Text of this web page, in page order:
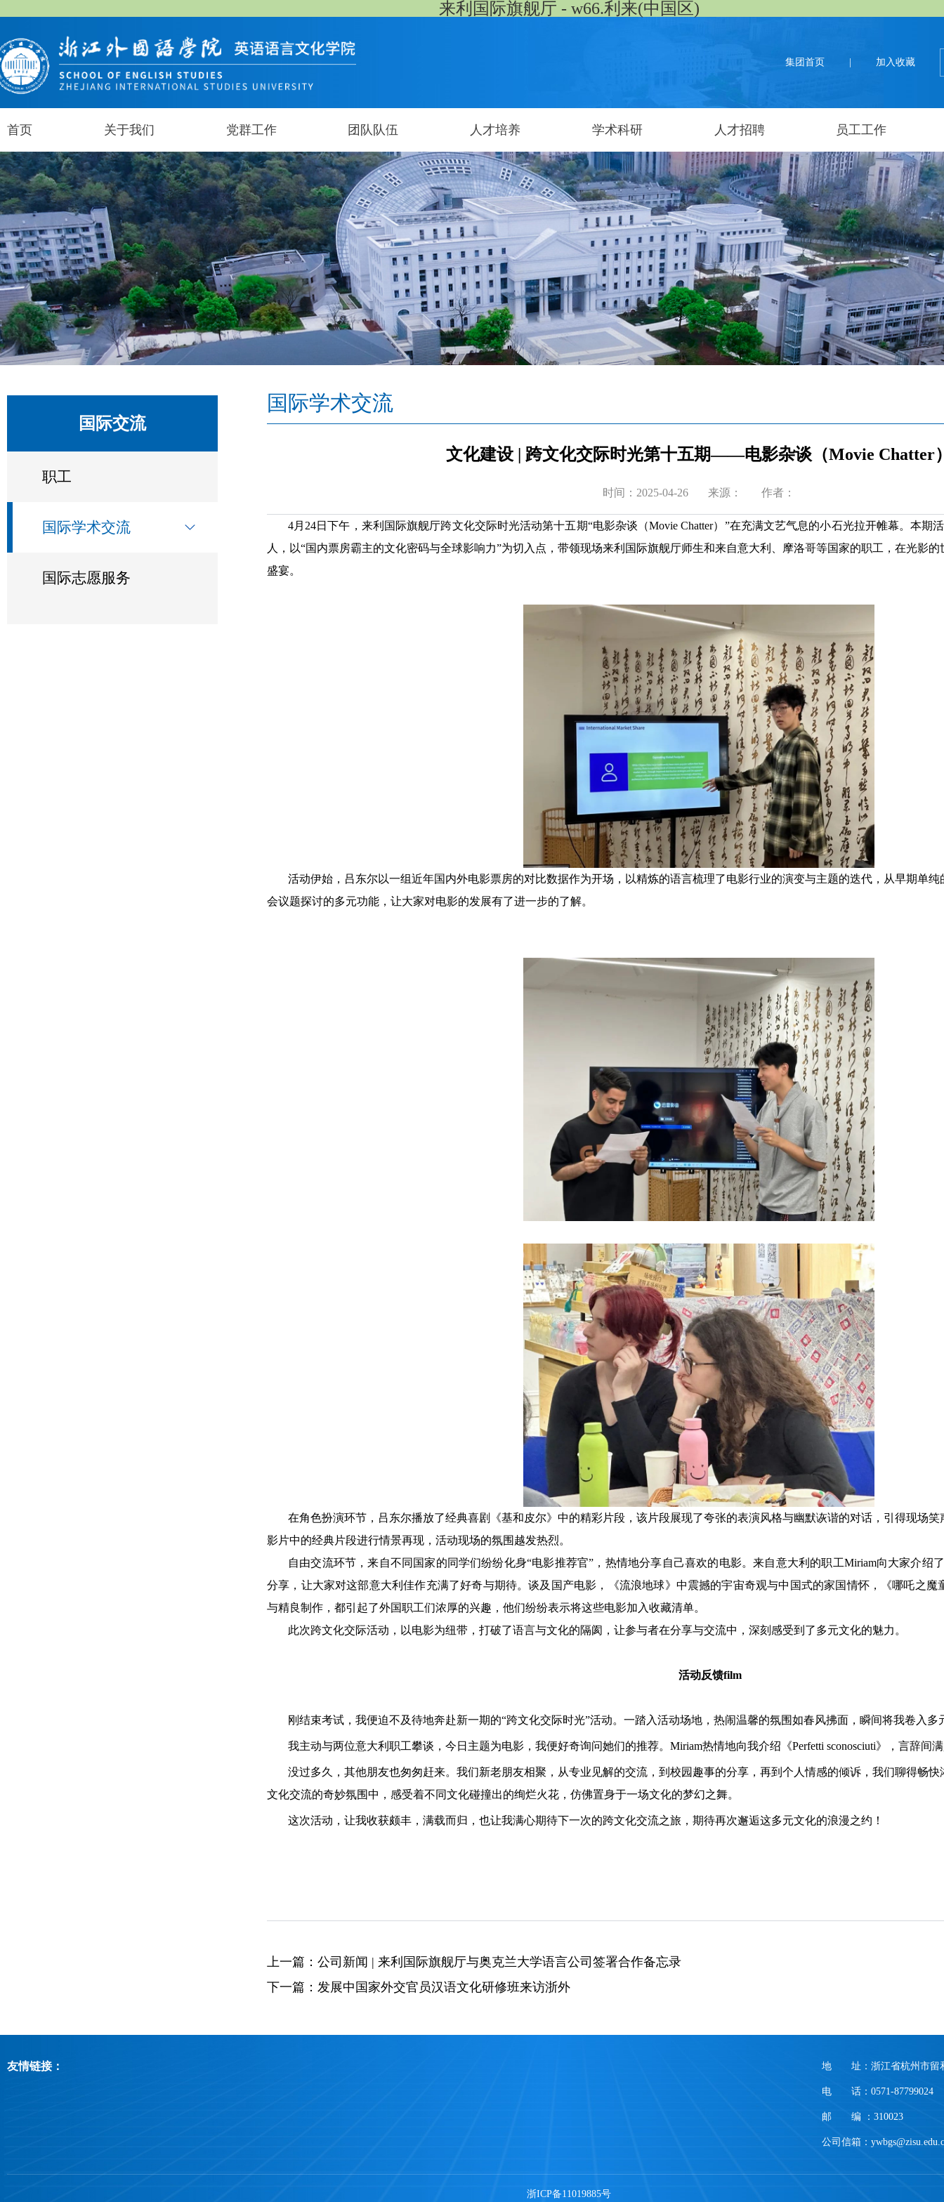
来利国际旗舰厅 - w66.利来(中国区)
集团首页 加入收藏
首页 关于我们 党群工作 团队队伍 人才培养 学术科研 人才招聘 员工工作
国际交流
职工
国际学术交流
国际志愿服务
国际学术交流
文化建设 | 跨文化交际时光第十五期——电影杂谈（Movie Chatter
时间：2025-04-26 来源： 作者：
4月24日下午，​来利国际旗舰厅跨文化交际时光活动第十五期“电影杂谈（Movie Chatter）”在充满文艺气息的小石光拉开帷幕。本期
人，以“国内票房霸主的文化密码与全球影响力”为切入点，带领现场​来利国际旗舰厅师生和来自意大利、摩洛哥等国家的职工，在光影
盛宴。
活动伊始，吕东尔以一组近年国内外电影票房的对比数据作为开场，以精炼的语言梳理了电影行业的演变与主题的迭代，从早期单
会议题探讨的多元功能，让大家对电影的发展有了进一步的了解。
在角色扮演环节，吕东尔播放了经典喜剧《基和皮尔》中的精彩片段，该片段展现了夸张的表演风格与幽默诙谐的对话，引得现场
影片中的经典片段进行情景再现，活动现场的氛围越发热烈。
自由交流环节，来自不同国家的同学们纷纷化身“电影推荐官”，热情地分享自己喜欢的电影。来自意大利的职工Miriam向大家介绍
分享，让大家对这部意大利佳作充满了好奇与期待。谈及国产电影，《流浪地球》中震撼的宇宙奇观与中国式的家国情怀，《哪吒之
与精良制作，都引起了外国职工们浓厚的兴趣，他们纷纷表示将这些电影加入收藏清单。
此次跨文化交际活动，以电影为纽带，打破了语言与文化的隔阂，让参与者在分享与交流中，深刻感受到了多元文化的魅力。
活动反馈film
刚结束考试，我便迫不及待地奔赴新一期的“跨文化交际时光”活动。一踏入活动场地，热闹温馨的氛围如春风拂面，瞬间将我卷入多
我主动与两位意大利职工攀谈，今日主题为电影，我便好奇询问她们的推荐。 Miriam热情地向我介绍《Perfetti sconosciuti》，言辞间
没过多久，其他朋友也匆匆赶来。我们新老朋友相聚，从专业见解的交流，到校园趣事的分享，再到个人情感的倾诉，我们聊得畅
文化交流的奇妙氛围中，感受着不同文化碰撞出的绚烂火花，仿佛置身于一场文化的梦幻之舞。
这次活动，让我收获颇丰，满载而归，也让我满心期待下一次的跨文化交流之旅，期待再次邂逅这多元文化的浪漫之约！
上一篇： 公司新闻 | ​来利国际旗舰厅与奥克兰大学语言公司签署合作备忘录
下一篇： 发展中国家外交官员汉语文化研修班来访浙外
友情链接： 地 址：浙江省杭州市留
电 话：0571-87799024
邮 编 ：310023
公司信箱：
浙ICP备11019885号